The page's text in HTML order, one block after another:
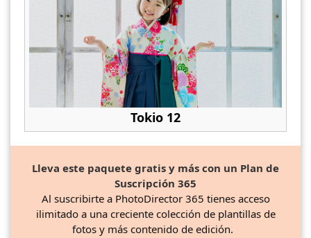
Tokio 12
Lleva este paquete gratis y más con un Plan de
Suscripción 365
Al suscribirte a PhotoDirector 365 tienes acceso
ilimitado a una creciente colección de plantillas de
fotos y más contenido de edición.